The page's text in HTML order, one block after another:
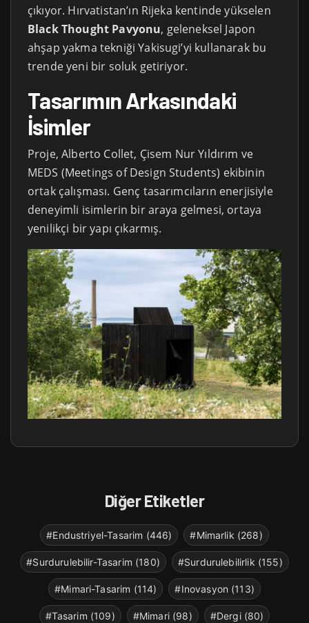
çıkıyor. Hırvatistan’ın Rijeka kentinde yükselen
Black Thought Pavyonu, geleneksel Japon
ahşap yakma tekniği Yakisugi’yi kullanarak bu
trende yeni bir soluk getiriyor.
Tasarımın Arkasındaki
İsimler
Proje, Alberto Collet, Çisem Nur Yıldırım ve
MEDS (Meetings of Design Students) ekibinin
ortak çalışması. Genç tasarımcıların enerjisiyle
deneyimli isimlerin bir araya gelmesi, ortaya
yenilikçi bir yapı çıkarmış.
Diğer Etiketler
#Endustriyel-Tasarim (446) #Mimarlik (268)
#Surdurulebilir-Tasarim (180) #Surdurulebilirlik (155)
#Mimari-Tasarim (114) #Inovasyon (113)
#Tasarim (109) #Mimari (98) #Dergi (80)